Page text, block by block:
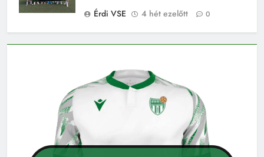
Érdi VSE
4 hét ezelőtt 0